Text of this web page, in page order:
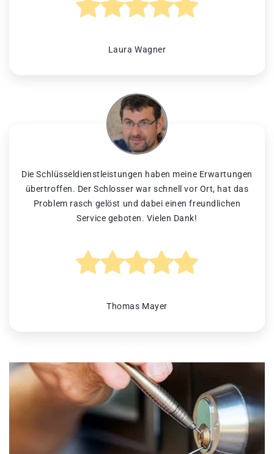
Laura Wagner
Die Schlüsseldienstleistungen haben meine Erwartungen
übertroffen. Der Schlosser war schnell vor Ort, hat das
Problem rasch gelöst und dabei einen freundlichen
Service geboten. Vielen Dank!
Thomas Mayer